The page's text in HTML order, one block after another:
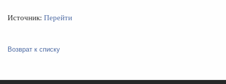
Источник: Перейти
Возврат к списку